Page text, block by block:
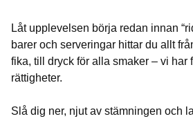
Låt upplevelsen börja redan innan
barer och serveringar hittar du allt
fika, till dryck för alla smaker – vi har
rättigheter.
Slå dig ner, njut av stämningen och